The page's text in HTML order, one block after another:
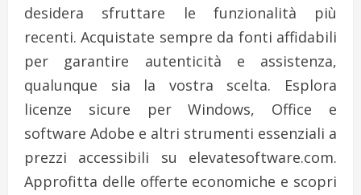
desidera sfruttare le funzionalità più
recenti. Acquistate sempre da fonti affidabili
per garantire autenticità e assistenza,
qualunque sia la vostra scelta. Esplora
licenze sicure per Windows, Office e
software Adobe e altri strumenti essenziali a
prezzi accessibili su elevatesoftware.com.
Approfitta delle offerte economiche e scopri